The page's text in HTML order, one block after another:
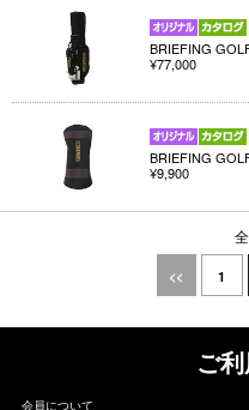
BRIEFING
¥77,000
BRIEFING
¥9,900
<< 1
ご
会員について